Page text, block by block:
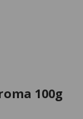
100g